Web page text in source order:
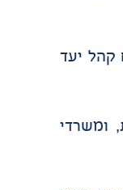
קהל יעד
ומשרדי